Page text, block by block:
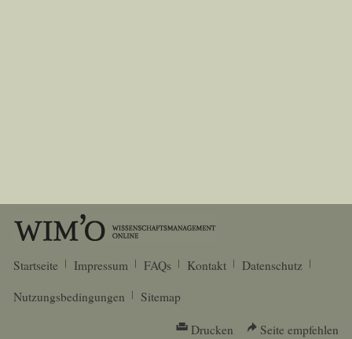
Startseite Impressum FAQs Kontakt
Datenschutz
Nutzungsbedingungen
Sitemap
Drucken Seite empfehlen